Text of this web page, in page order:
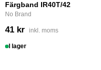
Färgband IR40T/42
No Brand
41 kr inkl. moms
I lager